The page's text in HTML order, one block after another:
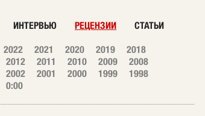
ИНТЕРВЬЮ РЕЦЕНЗИИ СТАТЬИ
2022 2021 2020 2019
2018
2012 2011 2010 2009
2008
2002 2001 2000 1999
1998
0:00